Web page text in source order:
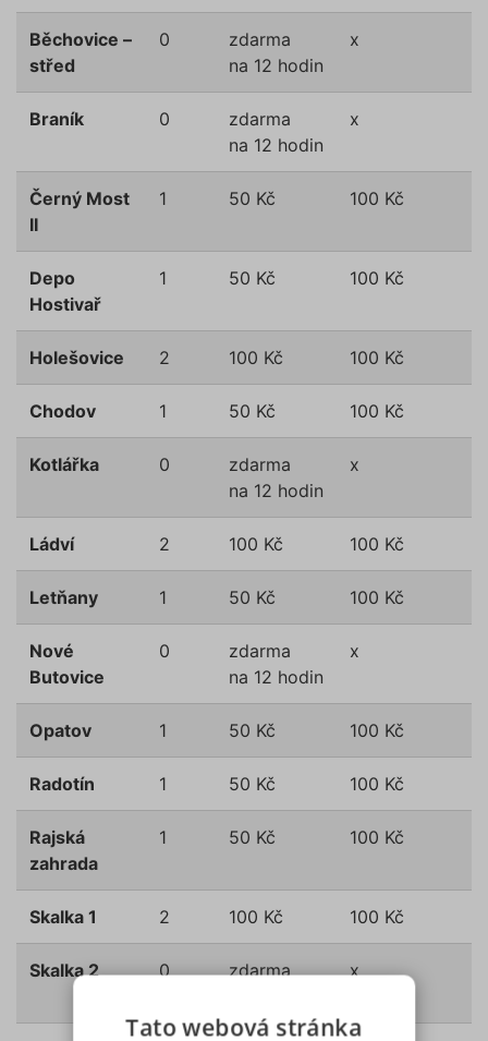
Běchovice –
střed
0
zdarma
na 12 hodin
x
Braník 0
zdarma
na 12 hodin
x
Černý Most
II
1 50 Kč 100 Kč
Depo
Hostivař
1 50 Kč 100 Kč
Holešovice 2 100 Kč 100 Kč
Chodov 1 50 Kč 100 Kč
Kotlářka 0
zdarma
na 12 hodin
x
Ládví 2 100 Kč 100 Kč
Letňany 1 50 Kč 100 Kč
Nové
Butovice
0
zdarma
na 12 hodin
x
Opatov 1 50 Kč 100 Kč
Radotín 1 50 Kč 100 Kč
Rajská
zahrada
1 50 Kč 100 Kč
Skalka 1 2 100 Kč 100 Kč
Skalka 2 0
zdarma
x
Tato webová stránka